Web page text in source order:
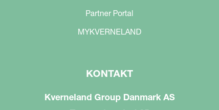
Partner Portal
MYKVERNELAND
KONTAKT
Kverneland Group Danmark AS